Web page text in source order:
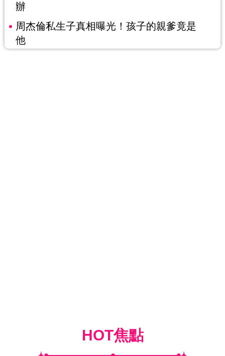
辦
周杰倫私生子真相曝光！孩子的親爹竟是
他
HOT焦點